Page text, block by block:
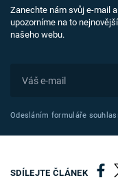
Zanechte nám svůj e-mail
upozorníme na to
našeho webu.
Odesláním formuláře
SDÍLEJTE ČLÁNEK